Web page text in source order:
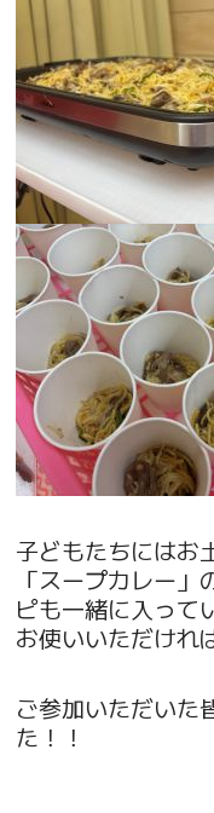
子どもたちにはお
「スープカレー
ピも一緒に入って
お使いいただけれ
ご参加いただいた
た！！